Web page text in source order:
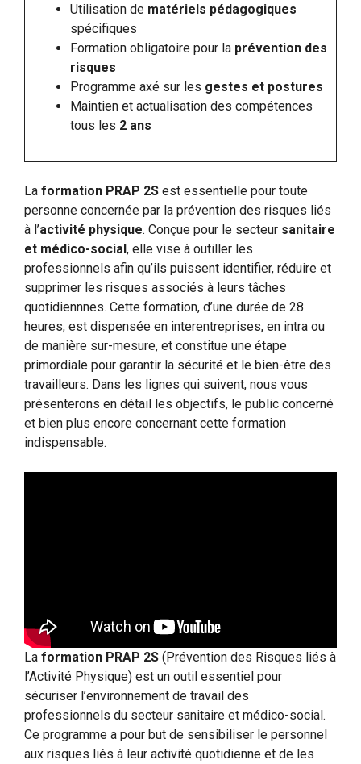
Utilisation de matériels pédagogiques
spécifiques
Formation obligatoire pour la prévention des
risques
Programme axé sur les gestes et postures
Maintien et actualisation des compétences
tous les 2 ans
La formation PRAP 2S est essentielle pour toute
personne concernée par la prévention des risques liés
à l’activité physique. Conçue pour le secteur sanitaire
et médico-social, elle vise à outiller les
professionnels afin qu’ils puissent identifier, réduire et
supprimer les risques associés à leurs tâches
quotidiennnes. Cette formation, d’une durée de 28
heures, est dispensée en interentreprises, en intra ou
de manière sur-mesure, et constitue une étape
primordiale pour garantir la sécurité et le bien-être des
travailleurs. Dans les lignes qui suivent, nous vous
présenterons en détail les objectifs, le public concerné
et bien plus encore concernant cette formation
indispensable.
La formation PRAP 2S (Prévention des Risques liés à
l’Activité Physique) est un outil essentiel pour
sécuriser l’environnement de travail des
professionnels du secteur sanitaire et médico-social.
Ce programme a pour but de sensibiliser le personnel
aux risques liés à leur activité quotidienne et de les